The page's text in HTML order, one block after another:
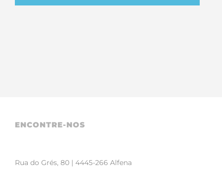
ENCONTRE-NOS
Rua do Grés, 80 | 4445-266 Alfena